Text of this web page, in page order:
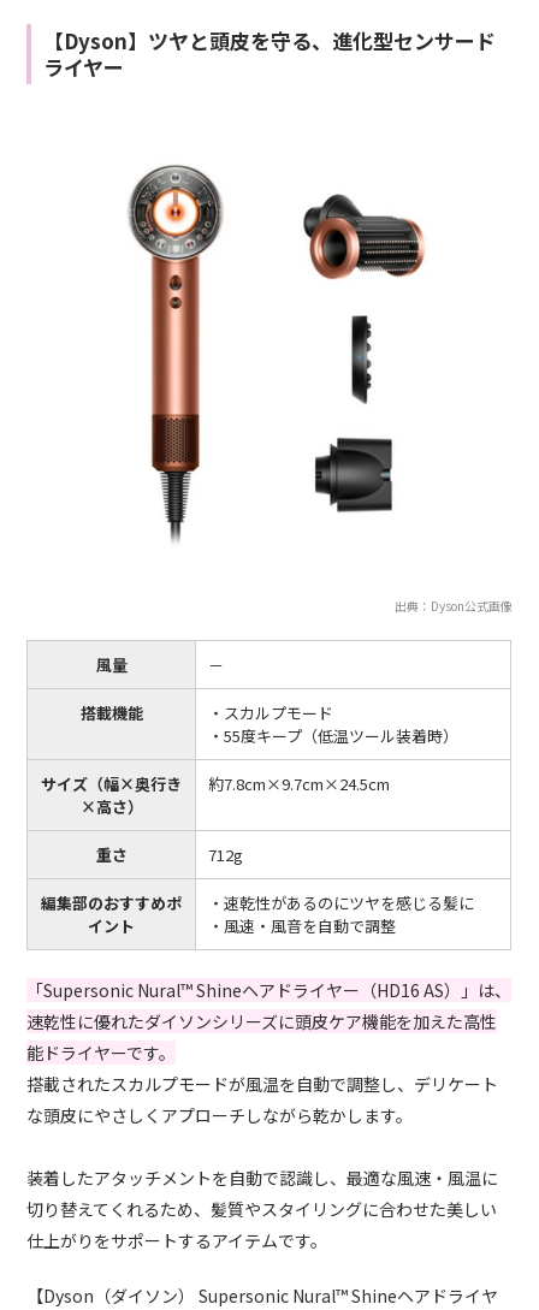
【Dyson】ツヤと頭皮を守る、進化型センサード
ライヤー
出典：Dyson公式画像
風量 －
搭載機能
・スカルプモード
・55度キープ（低温ツール装着時）
サイズ（幅×奥行き
×高さ）
約7.8cm×9.7cm×24.5cm
重さ 712g
編集部のおすすめポ
イント
・速乾性があるのにツヤを感じる髪に
・風速・風音を自動で調整
「Supersonic Nural™ Shineヘアドライヤー（HD16 AS）」は、
速乾性に優れたダイソンシリーズに頭皮ケア機能を加えた高性
能ドライヤーです。
搭載されたスカルプモードが風温を自動で調整し、デリケート
な頭皮にやさしくアプローチしながら乾かします。
装着したアタッチメントを自動で認識し、最適な風速・風温に
切り替えてくれるため、髪質やスタイリングに合わせた美しい
仕上がりをサポートするアイテムです。
【Dyson（ダイソン） Supersonic Nural™ Shineヘアドライヤ